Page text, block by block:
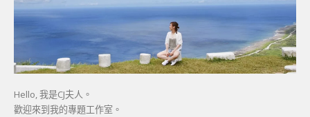
Hello, 我是CJ夫人。
歡迎來到我的專題工作室。